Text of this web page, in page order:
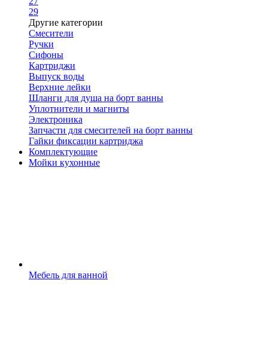
29
Другие категории
Смесители
Ручки
Сифоны
Картриджи
Выпуск воды
Верхние лейки
Шланги для душа на борт ванны
Уплотнители и магниты
Электроника
Запчасти для смесителей на борт ванны
Гайки фиксации картриджа
Комплектующие
Мойки кухонные
Мебель для ванной